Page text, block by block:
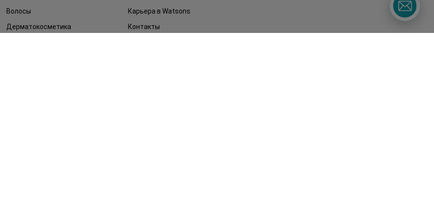
Волосы
Дерматокосметика
Карьера в Watsons
Контакты